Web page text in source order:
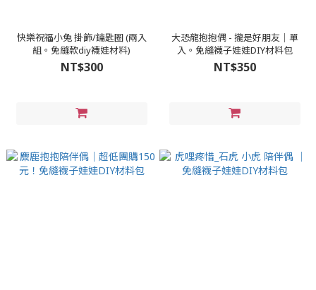
快樂祝福小兔 掛飾/鑰匙圈 (兩入
組。免縫款diy襪娃材料)
NT$300
大恐龍抱抱偶 - 攏是好朋友│單
入。免縫襪子娃娃DIY材料包
NT$350